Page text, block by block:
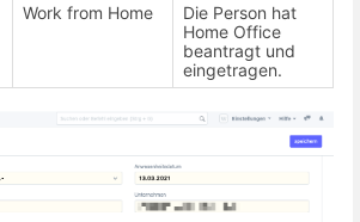
Work from Home
Die Person hat
Home Office
beantragt und
eingetragen.